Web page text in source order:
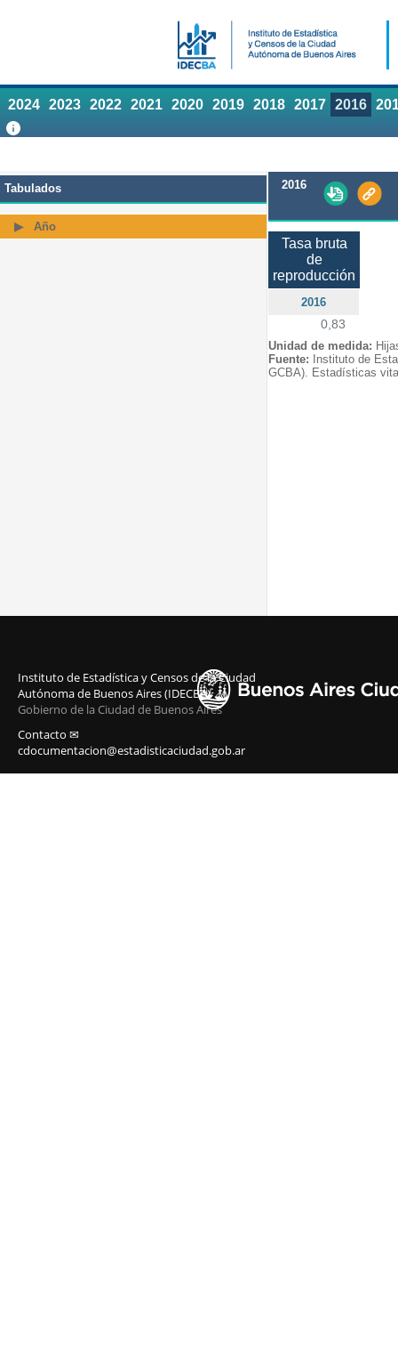
2024 2023 2022 2021 2020 2019 2018 2017 2016
Tabulados
Año
2016
Tasa bruta
de
reproducción
2016
0,83
Unidad de medida:
Fuente: Instituto de
GCBA). Estadísticas
Instituto de Estadística y Censos de la Ciudad
Autónoma de Buenos Aires (IDECBA)
Gobierno de la Ciudad de Buenos Aires
Contacto ✉
cdocumentacion@estadisticaciudad.gob.ar